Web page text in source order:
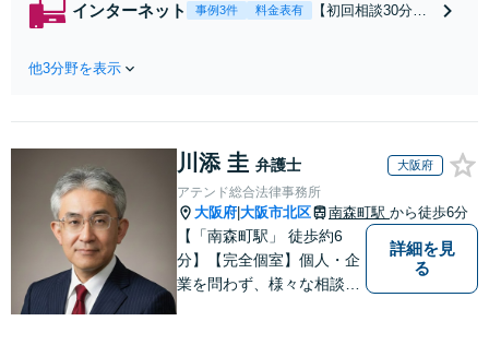
れたら、サインす
負担を軽減「弁護
士の交渉で慰謝料
金額アップ／減額
交渉も対応可」
【完全個室対応】
インターネット 事例3件 料金表有
【初回相談30分無
報開示請求をおこ
お店の風評被害対
策／売り上げ低下
防止のために尽
力」加害者側の対
応可：開示請求の
意見照会が来たと
きの対処法、被害
他3分野を表示
川添 圭 弁護士 大阪府
アテンド総合法律事務所
大阪府 大阪市北区 南森町駅 から徒歩6分
【「南森町駅」 徒歩約6
分】【完全個室】個人・企
業を問わず、様々な相談を
詳細を見
る